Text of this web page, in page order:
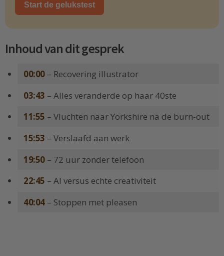
Start de gelukstest
Inhoud van dit gesprek
00:00– Recovering illustrator
03:43 – Alles veranderde op haar 40ste
11:55 – Vluchten naar Yorkshire na de burn-out
15:53 – Verslaafd aan werk
19:50– 72 uur zonder telefoon
22:45 – AI versus echte creativiteit
40:04– Stoppen met pleasen